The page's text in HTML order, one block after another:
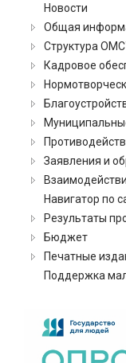
Новости
Общая
Структура
Кадровое
Заявления и
Навигатор по
Результаты
Бюджет
Печатные
Поддержка